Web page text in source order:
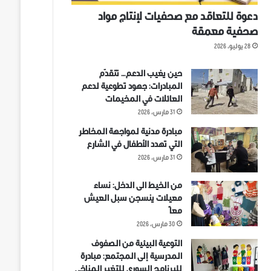
دعوة للتعاقد مع صحفيات لإنتاج مواد
صحفية معمقة
28 يوليو، 2026
حين يغيب الدعم… تتقدّم
المبادرات: جهود تطوعية لدعم
العائلات في المخيمات
31 مارس، 2026
مبادرة مدنية لمواجهة المخاطر
التي تهدد الأطفال في الشارع
31 مارس، 2026
من الخيط الى الدخل: نساء
معيلات ينسجن سبل العيش
معاً
30 مارس، 2026
التوعية البيئية من الصفوف
المدرسية إلى المجتمع: مبادرة